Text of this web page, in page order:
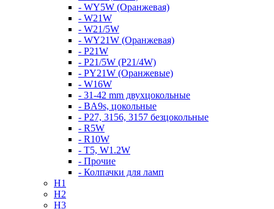
- WY5W (Оранжевая)
- W21W
- W21/5W
- WY21W (Оранжевая)
- P21W
- P21/5W (P21/4W)
- PY21W (Оранжевые)
- W16W
- 31-42 mm двухцокольные
- BA9s, цокольные
- P27, 3156, 3157 безцокольные
- R5W
- R10W
- T5, W1.2W
- Прочие
- Колпачки для ламп
H1
H2
H3